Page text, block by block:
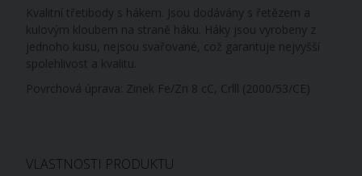
Kvalitní třetibody s hákem. Jsou dodávány s řetězem a
kulovým kloubem na straně háku. Háky jsou vyrobeny z
jednoho kusu, nejsou svařované, což garantuje nejvyšší
spolehlivost a kvalitu.
Povrchová úprava: Zinek Fe/Zn 8 cC, Crlll (2000/53/CE)
VLASTNOSTI PRODUKTU